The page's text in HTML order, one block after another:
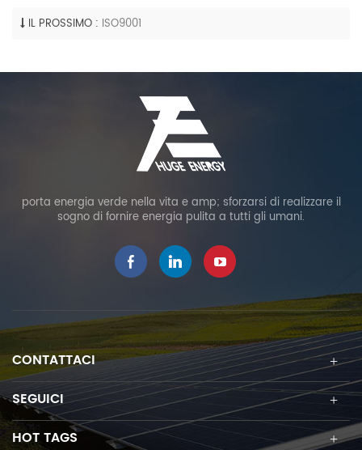
IL PROSSIMO : ISO9001
porta energia verde nella vita e amp; sforzarsi di realizzare il
sogno di fornire energia pulita a tutti gli umani.
CONTATTACI
SEGUICI
HOT TAGS